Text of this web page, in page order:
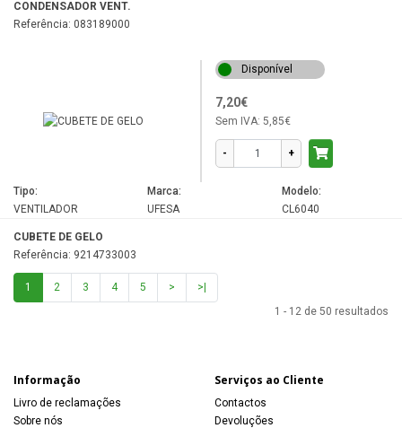
CONDENSADOR VENT.
Referência: 083189000
Tipo:
VENTILADOR
Marca:
UFESA
Modelo:
CL6040
CUBETE DE GELO
Referência: 9214733003
Disponível
7,20€
Sem IVA: 5,85€
- +
1 2 3 4 5 >
>|
1 - 12 de 50 resultados
Informação
Livro de reclamações
Sobre nós
Serviços ao Cliente
Contactos
Devoluções